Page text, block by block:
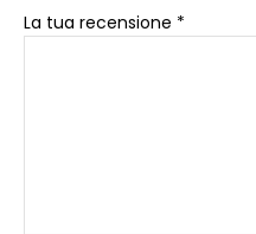
La tua recensione *